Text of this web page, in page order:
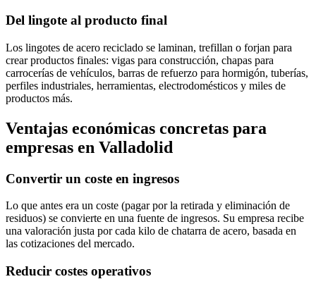
Del lingote al producto final
Los lingotes de acero reciclado se laminan, trefillan o forjan para
crear productos finales: vigas para construcción, chapas para
carrocerías de vehículos, barras de refuerzo para hormigón, tuberías,
perfiles industriales, herramientas, electrodomésticos y miles de
productos más.
Ventajas económicas concretas para
empresas en Valladolid
Convertir un coste en ingresos
Lo que antes era un coste (pagar por la retirada y eliminación de
residuos) se convierte en una fuente de ingresos. Su empresa recibe
una valoración justa por cada kilo de chatarra de acero, basada en
las cotizaciones del mercado.
Reducir costes operativos